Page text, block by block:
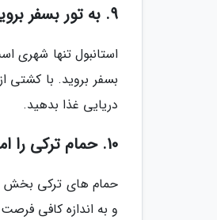
9. به تور بسفر بروید
استانبول تنها شهری
بسفر بروید. با کشتی
دریایی غذا بدهید.
10. حمام ترکی را امتحان کنید
حمام های ترکی بخش
و به اندازه کافی